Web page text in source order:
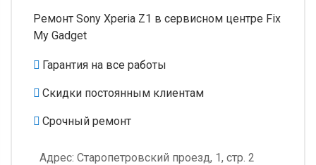
Ремонт Sony Xperia Z1 в сервисном центре Fix
My Gadget
Гарантия на все работы
Скидки постоянным клиентам
Срочный ремонт
Адрес: Старопетровский проезд, 1, стр. 2